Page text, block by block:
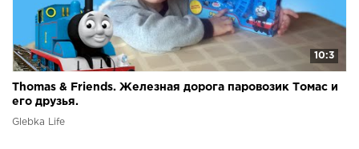
10:3
Thomas & Friends. Железная дорога паровозик Томас и
его друзья.
Glebka Life